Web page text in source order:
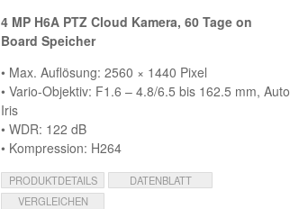
4 MP H6A PTZ Cloud Kamera, 60 Tage on
Board Speicher
• Max. Auflösung: 2560 × 1440 Pixel
• Vario-Objektiv: F1.6 – 4.8/6.5 bis 162.5 mm, Auto
Iris
• WDR: 122 dB
• Kompression: H264
PRODUKTDETAILS
DATENBLATT
VERGLEICHEN